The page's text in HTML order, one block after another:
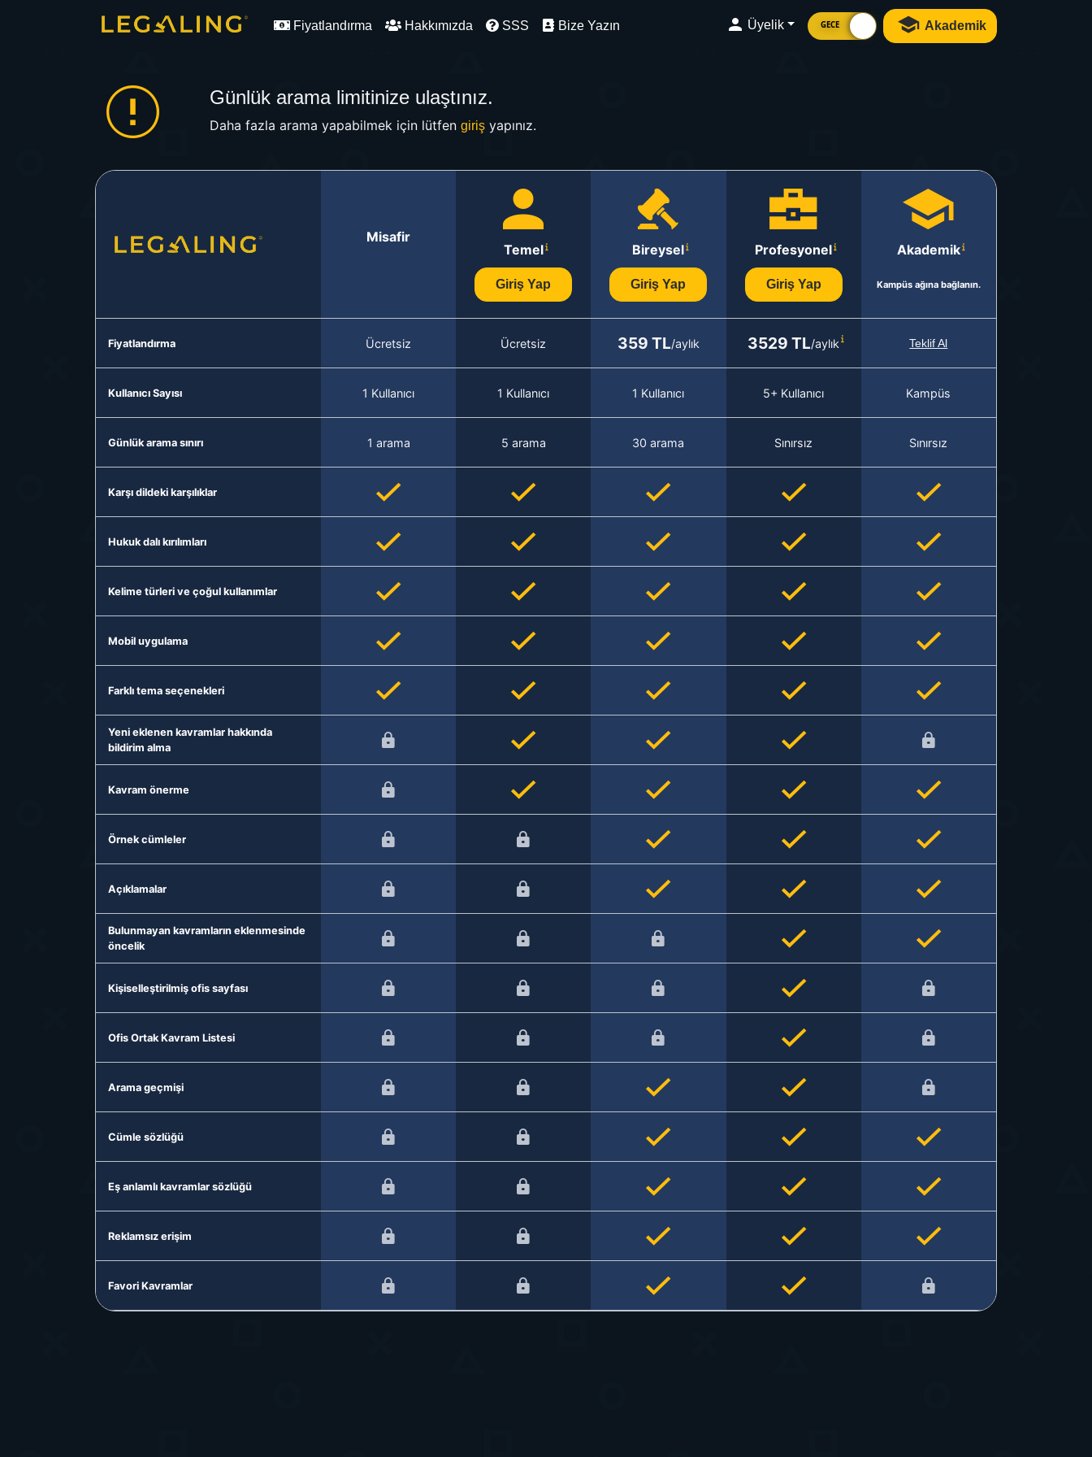
Fiyatlandırma Hakkımızda SSS Bize Yazın Üyelik GECE Akademik
Günlük arama limitinize ulaştınız.
Daha fazla arama yapabilmek için lütfen girişyapınız.
Misafir
Temel
Giriş Yap
Bireysel
Giriş Yap
Profesyonel
Giriş Yap
Akademik
Kampüs ağına bağlanın.
Fiyatlandırma Ücretsiz Ücretsiz 359 TL/aylık 3529 TL/aylık Teklif Al
Kullanıcı Sayısı 1 Kullanıcı 1 Kullanıcı 1 Kullanıcı 5+ Kullanıcı Kampüs
Günlük arama sınırı 1 arama 5 arama 30 arama Sınırsız Sınırsız
Karşı dildeki karşılıklar
Hukuk dalı kırılımları
Kelime türleri ve çoğul kullanımlar
Mobil uygulama
Farklı tema seçenekleri
Yeni eklenen kavramlar hakkında
bildirim alma
Kavram önerme
Örnek cümleler
Açıklamalar
Bulunmayan kavramların eklenmesinde
öncelik
Kişiselleştirilmiş ofis sayfası
Ofis Ortak Kavram Listesi
Arama geçmişi
Cümle sözlüğü
Eş anlamlı kavramlar sözlüğü
Reklamsız erişim
Favori Kavramlar